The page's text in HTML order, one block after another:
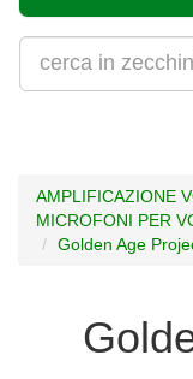
AMPLIFICAZIONE
MICROFONI PER
Golden Age